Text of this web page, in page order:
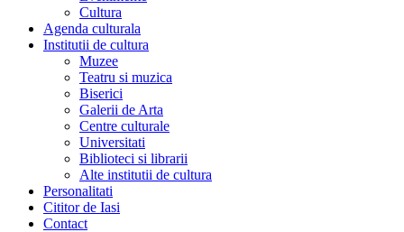
Cultura
Agenda culturala
Institutii de cultura
Muzee
Teatru si muzica
Biserici
Galerii de Arta
Centre culturale
Universitati
Biblioteci si librarii
Alte institutii de cultura
Personalitati
Cititor de Iasi
Contact